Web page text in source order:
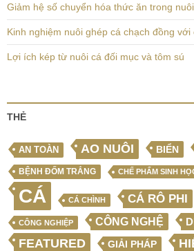
Giảm hệ số chuyển hóa thức ăn trong
Kinh nghiệm nuôi ghép cá chạch đồng với
Lợi ích kép từ nuôi cá đối mục và tôm sú
THẺ
AN TOÀN AO NUÔI BIỂN
BỆNH ĐỐM TRẮNG CHẾ PHẨM SINH
CÁ CÁ CHÌNH CÁ RÔ PHI
CÔNG NGHIỆP CÔNG NGHỆ
FEATURED GIẢI PHÁP